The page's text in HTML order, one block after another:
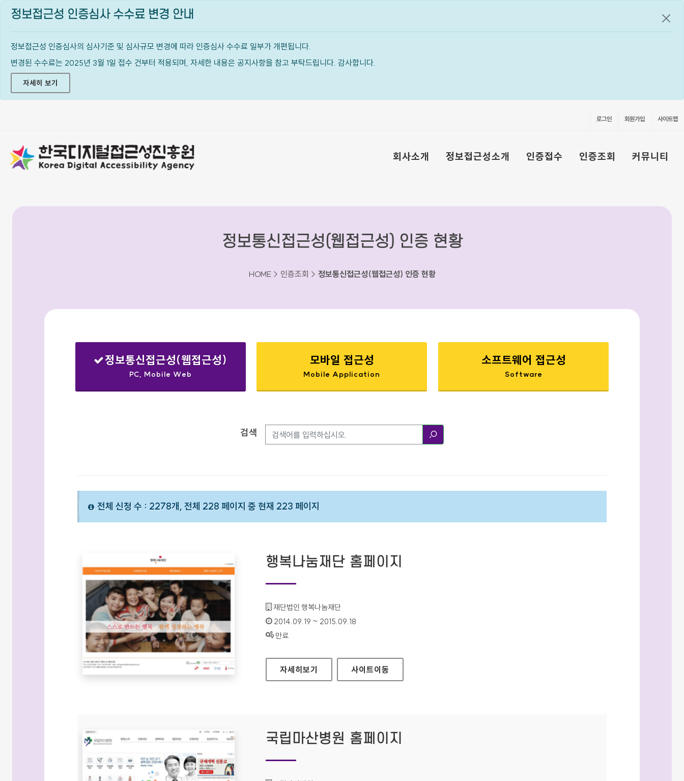
정보접근성 인증심사 수수료 변경 안내
정보접근성 인증심사의 심사기준 및 심사규모 변경에 따라 인증심사 수수료 일부가 개편됩니다.
변경된 수수료는 2025년 3월 1일 접수 건부터 적용되며, 자세한 내용은 공지사항을 참고 부탁드립니다. 감사합니다.
자세히 보기
공지
로그인 회원가입 사이트맵
회사소개 정보접근성소개 인증접수 인증조회 커뮤니티
정보통신접근성(웹접근성) 인증 현황
HOME > 인증조회 > 정보통신접근성(웹접근성) 인증 현황
정보통신접근성(웹접근성)
PC, Mobile Web
모바일 접근성
Mobile Application
소프트웨어 접근성
Software
검색
전체 신청 수 : 2278개, 전체 228 페이지 중 현재 223 페이지
행복나눔재단 홈페이지
기관명 :
재단법인 행복나눔재단
인증기간 :
2014.09.19 ~ 2015.09.18
상태 :
만료
행복나눔재단 홈페이지
자세히보기 사이트이동
국립마산병원 홈페이지